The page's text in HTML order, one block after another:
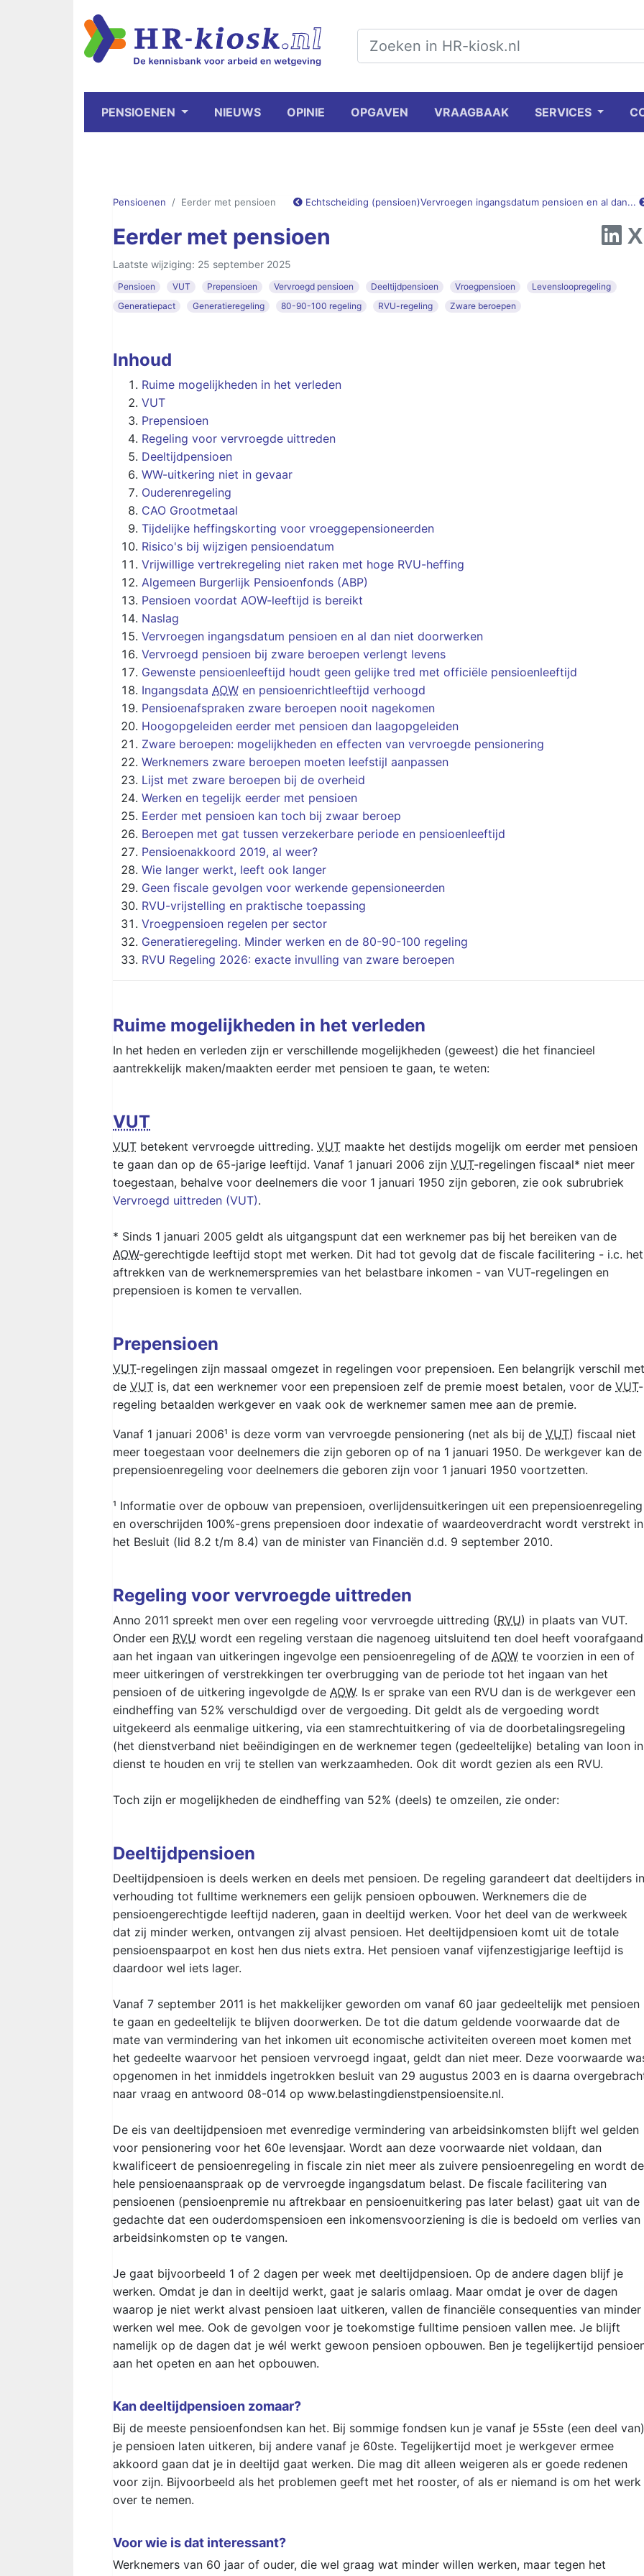
PENSIOENEN NIEUWS OPINIE OPGAVEN VRAAGBAAK SERVICES
Pensioenen Eerder met pensioen Echtscheiding (pensioen)Vervroegen ingangsdatum pensioen en al dan...
Eerder met pensioen
Laatste wijziging: 25 september 2025
Pensioen VUT Prepensioen Vervroegd pensioen Deeltijdpensioen Vroegpensioen
Levensloopregeling
Generatiepact
Generatieregeling 80-90-100 regeling RVU-regeling Zware beroepen
Inhoud
Ruime mogelijkheden in het verleden
VUT
Prepensioen
Regeling voor vervroegde uittreden
Deeltijdpensioen
WW-uitkering niet in gevaar
Ouderenregeling
CAO Grootmetaal
Tijdelijke heffingskorting voor vroeggepensioneerden
Risico's bij wijzigen pensioendatum
Vrijwillige vertrekregeling niet raken met hoge RVU-heffing
Algemeen Burgerlijk Pensioenfonds (ABP)
Pensioen voordat AOW-leeftijd is bereikt
Naslag
Vervroegen ingangsdatum pensioen en al dan niet doorwerken
Vervroegd pensioen bij zware beroepen verlengt levens
Gewenste pensioenleeftijd houdt geen gelijke tred met officiële pensioenleeftijd
Ingangsdata AOW en pensioenrichtleeftijd verhoogd
Pensioenafspraken zware beroepen nooit nagekomen
Hoogopgeleiden eerder met pensioen dan laagopgeleiden
Zware beroepen: mogelijkheden en effecten van vervroegde pensionering
Werknemers zware beroepen moeten leefstijl aanpassen
Lijst met zware beroepen bij de overheid
Werken en tegelijk eerder met pensioen
Eerder met pensioen kan toch bij zwaar beroep
Beroepen met gat tussen verzekerbare periode en pensioenleeftijd
Pensioenakkoord 2019, al weer?
Wie langer werkt, leeft ook langer
Geen fiscale gevolgen voor werkende gepensioneerden
RVU-vrijstelling en praktische toepassing
Vroegpensioen regelen per sector
Generatieregeling. Minder werken en de 80-90-100 regeling
RVU Regeling 2026: exacte invulling van zware beroepen
Ruime mogelijkheden in het verleden
In het heden en verleden zijn er verschillende mogelijkheden (geweest) die het financieel
aantrekkelijk maken/maakten eerder met pensioen te gaan, te weten:
VUT
VUT betekent vervroegde uittreding. VUT maakte het destijds mogelijk om eerder met pensioen
te gaan dan op de 65-jarige leeftijd. Vanaf 1 januari 2006 zijn VUT-regelingen fiscaal* niet meer
toegestaan, behalve voor deelnemers die voor 1 januari 1950 zijn geboren, zie ook subrubriek
Vervroegd uittreden (VUT).
* Sinds 1 januari 2005 geldt als uitgangspunt dat een werknemer pas bij het bereiken van de
AOW-gerechtigde leeftijd stopt met werken. Dit had tot gevolg dat de fiscale facilitering - i.c. het
aftrekken van de werknemerspremies van het belastbare inkomen - van VUT-regelingen en
prepensioen is komen te vervallen.
Prepensioen
VUT-regelingen zijn massaal omgezet in regelingen voor prepensioen. Een belangrijk verschil met
de VUT is, dat een werknemer voor een prepensioen zelf de premie moest betalen, voor de VUT-
regeling betaalden werkgever en vaak ook de werknemer samen mee aan de premie.
Vanaf 1 januari 2006¹ is deze vorm van vervroegde pensionering (net als bij de VUT) fiscaal niet
meer toegestaan voor deelnemers die zijn geboren op of na 1 januari 1950. De werkgever kan de
prepensioenregeling voor deelnemers die geboren zijn voor 1 januari 1950 voortzetten.
¹ Informatie over de opbouw van prepensioen, overlijdensuitkeringen uit een prepensioenregeling
en overschrijden 100%-grens prepensioen door indexatie of waardeoverdracht wordt verstrekt in
het Besluit (lid 8.2 t/m 8.4) van de minister van Financiën d.d. 9 september 2010.
Regeling voor vervroegde uittreden
Anno 2011 spreekt men over een regeling voor vervroegde uittreding (RVU) in plaats van VUT.
Onder een RVU wordt een regeling verstaan die nagenoeg uitsluitend ten doel heeft voorafgaand
aan het ingaan van uitkeringen ingevolge een pensioenregeling of de AOW te voorzien in een of
meer uitkeringen of verstrekkingen ter overbrugging van de periode tot het ingaan van het
pensioen of de uitkering ingevolgde de AOW. Is er sprake van een RVU dan is de werkgever een
eindheffing van 52% verschuldigd over de vergoeding. Dit geldt als de vergoeding wordt
uitgekeerd als eenmalige uitkering, via een stamrechtuitkering of via de doorbetalingsregeling
(het dienstverband niet beëindigingen en de werknemer tegen (gedeeltelijke) betaling van loon in
dienst te houden en vrij te stellen van werkzaamheden. Ook dit wordt gezien als een RVU.
Toch zijn er mogelijkheden de eindheffing van 52% (deels) te omzeilen, zie onder:
Deeltijdpensioen
Deeltijdpensioen is deels werken en deels met pensioen. De regeling garandeert dat deeltijders in
verhouding tot fulltime werknemers een gelijk pensioen opbouwen. Werknemers die de
pensioengerechtigde leeftijd naderen, gaan in deeltijd werken. Voor het deel van de werkweek
dat zij minder werken, ontvangen zij alvast pensioen. Het deeltijdpensioen komt uit de totale
pensioenspaarpot en kost hen dus niets extra. Het pensioen vanaf vijfenzestigjarige leeftijd is
daardoor wel iets lager.
Vanaf 7 september 2011 is het makkelijker geworden om vanaf 60 jaar gedeeltelijk met pensioen
te gaan en gedeeltelijk te blijven doorwerken. De tot die datum geldende voorwaarde dat de
mate van vermindering van het inkomen uit economische activiteiten overeen moet komen met
het gedeelte waarvoor het pensioen vervroegd ingaat, geldt dan niet meer. Deze voorwaarde
opgenomen in het inmiddels ingetrokken besluit van 29 augustus 2003 en is daarna
naar vraag en antwoord 08-014 op www.belastingdienstpensioensite.nl.
De eis van deeltijdpensioen met evenredige vermindering van arbeidsinkomsten blijft wel gelden
voor pensionering voor het 60e levensjaar. Wordt aan deze voorwaarde niet voldaan, dan
kwalificeert de pensioenregeling in fiscale zin niet meer als zuivere pensioenregeling en wordt de
hele pensioenaanspraak op de vervroegde ingangsdatum belast. De fiscale facilitering van
pensioenen (pensioenpremie nu aftrekbaar en pensioenuitkering pas later belast) gaat uit van de
gedachte dat een ouderdomspensioen een inkomensvoorziening is die is bedoeld om verlies van
arbeidsinkomsten op te vangen.
Je gaat bijvoorbeeld 1 of 2 dagen per week met deeltijdpensioen. Op de andere dagen blijf je
werken. Omdat je dan in deeltijd werkt, gaat je salaris omlaag. Maar omdat je over de dagen
waarop je niet werkt alvast pensioen laat uitkeren, vallen de financiële consequenties van minder
werken wel mee. Ook de gevolgen voor je toekomstige fulltime pensioen vallen mee. Je blijft
namelijk op de dagen dat je wél werkt gewoon pensioen opbouwen. Ben je tegelijkertijd
aan het opeten en aan het opbouwen.
Kan deeltijdpensioen zomaar?
Bij de meeste pensioenfondsen kan het. Bij sommige fondsen kun je vanaf je 55ste (een deel van)
je pensioen laten uitkeren, bij andere vanaf je 60ste. Tege­lijkertijd moet je werkgever ermee
akkoord gaan dat je in deeltijd gaat werken. Die mag dit alleen weigeren als er goede redenen
voor zijn. Bijvoorbeeld als het problemen geeft met het rooster, of als er niemand is om het werk
over te nemen.
Voor wie is dat interessant?
Werknemers van 60 jaar of ouder, die wel graag wat minder willen werken, maar tegen het